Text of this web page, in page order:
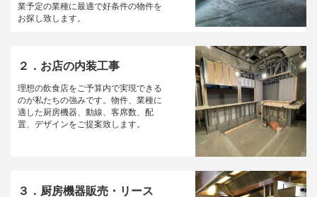
業予定の業種に最適で好条件の物件を
お探し致します。
２．お店の内装工事
理想の飲食店をご予算内で実現できる
のが私たちの強みです。物件、業種に
適した厨房機器、動線、客席数、配
置、デザインをご提案致します。
３．厨房機器販売・リース